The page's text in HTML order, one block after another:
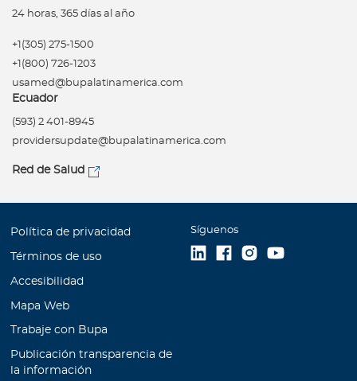
24 horas, 365 días al año
+1(305) 275-1500
+1(800) 726-1203
usamed@bupalatinamerica.com
Ecuador
(593) 2 401-8945
providersupdate@bupalatinamerica.com
Red de Salud
Política de privacidad
Términos de uso
Accesibilidad
Mapa Web
Trabaje con Bupa
Publicación transparencia de
la información
Síguenos